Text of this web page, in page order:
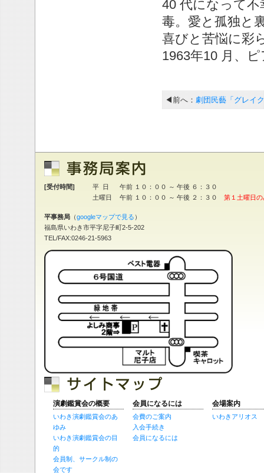
40 代になって
毒。愛と孤独と
喜びと苦悩に彩
1963年10 月、
◀前へ：劇団民藝「グレイ
[受付時間] 平 日
午前 １０：００ ～ 午後 ６：３０
土曜日
午前 １０：００ ～ 午後 ２：３０ 第１土曜日
平事務局 （googleマップで見る ）
福島県いわき市平字尼子町2-5-202
TEL/FAX:0246-21-5963
演劇鑑賞会の概要
いわき演劇鑑賞会のあ
ゆみ
いわき演劇鑑賞会の目
的
会員制、サークル制の
会です
会員になるには
会費のご案内
入会手続き
会員になるには
会場案内
いわきアリオス